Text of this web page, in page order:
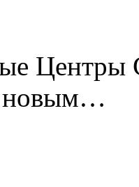
Центры
новым…